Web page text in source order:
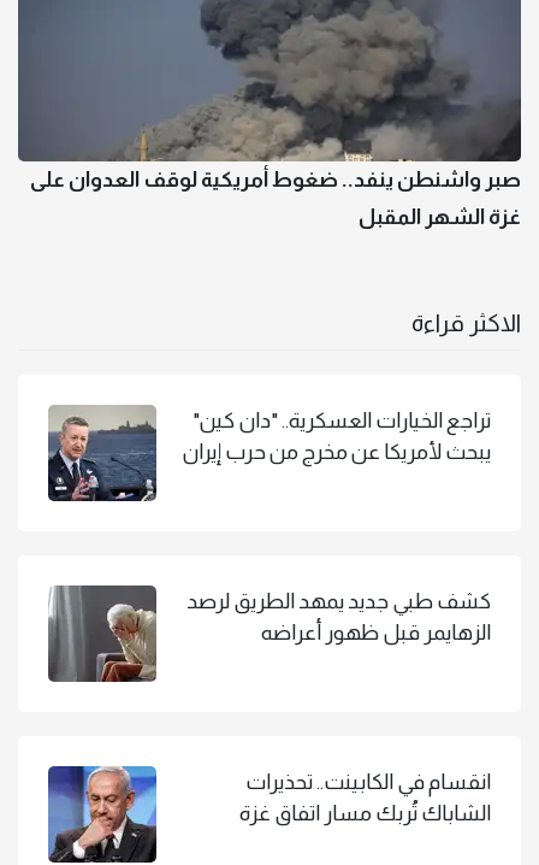
صبر واشنطن ينفد.. ضغوط أمريكية لوقف العدوان على
غزة الشهر المقبل
الاكثر قراءة
تراجع الخيارات العسكرية.. "دان كين"
يبحث لأمريكا عن مخرج من حرب إيران
كشف طبي جديد يمهد الطريق لرصد
الزهايمر قبل ظهور أعراضه
انقسام في الكابينت.. تحذيرات
الشاباك تُربك مسار اتفاق غزة